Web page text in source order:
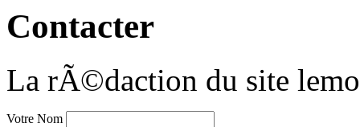
Contacter
La rÃ©daction du site
Votre Nom